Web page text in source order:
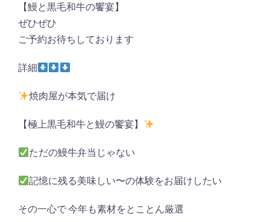
【鰻と黒毛和牛の饗宴】
ぜひぜひ
ご予約お待ちしております
詳細
焼肉屋が本気で届け
【極上黒毛和牛と鰻の饗宴】
ただの鰻牛弁当じゃない
記憶に残る美味しい〜の体験をお届けしたい
その一心で 今年も素材をとことん厳選